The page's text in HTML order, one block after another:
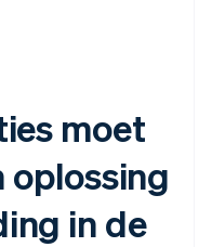
moet
oplossing
in de